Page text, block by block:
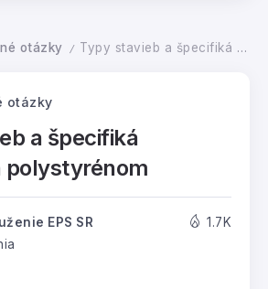
otázky / Typy stavieb a špecifiká zateplenia polystyrénom
otázky
a špecifiká
polystyrénom
EPS SR
1.7K